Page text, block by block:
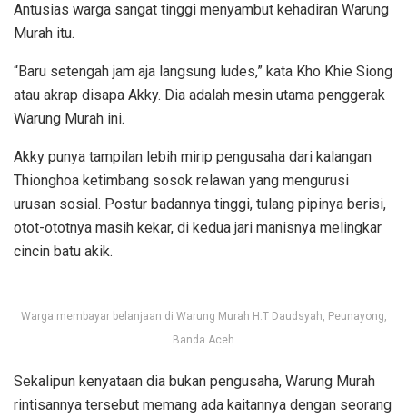
Antusias warga sangat tinggi menyambut kehadiran Warung
Murah itu.
“Baru setengah jam aja langsung ludes,” kata Kho Khie Siong
atau akrap disapa Akky. Dia adalah mesin utama penggerak
Warung Murah ini.
Akky punya tampilan lebih mirip pengusaha dari kalangan
Thionghoa ketimbang sosok relawan yang mengurusi
urusan sosial. Postur badannya tinggi, tulang pipinya berisi,
otot-ototnya masih kekar, di kedua jari manisnya melingkar
cincin batu akik.
Warga membayar belanjaan di Warung Murah H.T Daudsyah, Peunayong,
Banda Aceh
Sekalipun kenyataan dia bukan pengusaha, Warung Murah
rintisannya tersebut memang ada kaitannya dengan seorang